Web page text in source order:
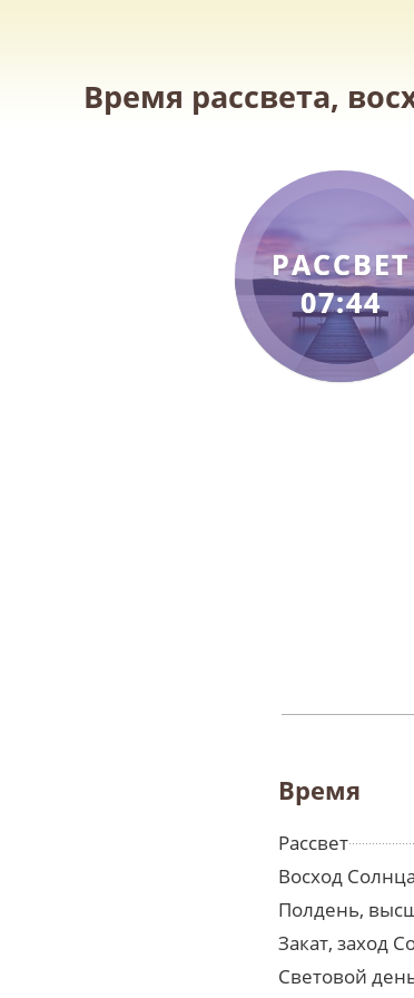
Время рассвета,
РАССВЕТ
07:44
Время
Рассвет
Восход Солнца
Полдень,
Закат, заход
Световой